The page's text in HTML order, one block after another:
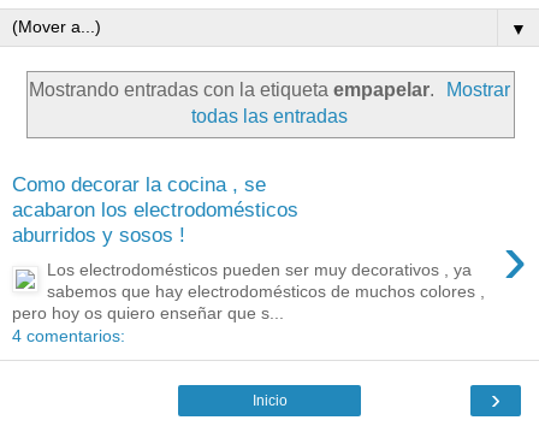
▼
Mostrando entradas con la etiqueta empapelar.
Mostrar
todas las entradas
Como decorar la cocina , se
acabaron los electrodomésticos
aburridos y sosos !
›
Los electrodomésticos pueden ser muy decorativos , ya
sabemos que hay electrodomésticos de muchos colores ,
pero hoy os quiero enseñar que s...
4 comentarios:
›
Inicio